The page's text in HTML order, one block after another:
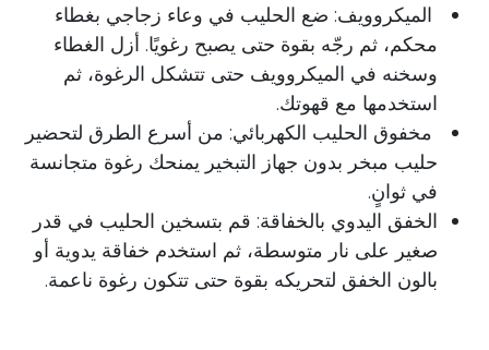
الميكروويف: ضع الحليب في وعاء زجاجي بغطاء
محكم، ثم رجّه بقوة حتى يصبح رغويًا. أزل الغطاء
وسخنه في الميكروويف حتى تتشكل الرغوة، ثم
استخدمها مع قهوتك.
مخفوق الحليب الكهربائي: من أسرع الطرق لتحضير
حليب مبخر بدون جهاز التبخير يمنحك رغوة متجانسة
في ثوانٍ.
الخفق اليدوي بالخفاقة: قم بتسخين الحليب في قدر
صغير على نار متوسطة، ثم استخدم خفاقة يدوية أو
بالون الخفق لتحريكه بقوة حتى تتكون رغوة ناعمة.